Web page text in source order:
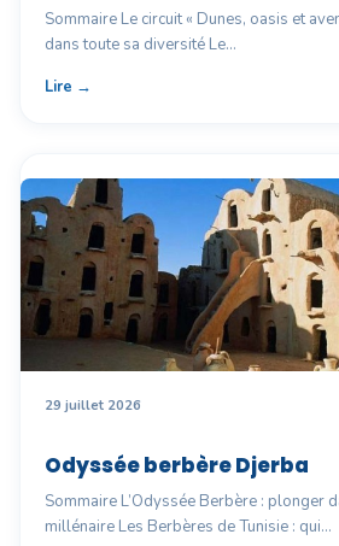
Sommaire Le circuit « Dunes, oasis et
dans toute sa diversité Le…
Lire →
29 juillet 2026
Odyssée berbère Djerba
Sommaire L’Odyssée Berbère : plonger
millénaire Les Berbères de Tunisie : qui…